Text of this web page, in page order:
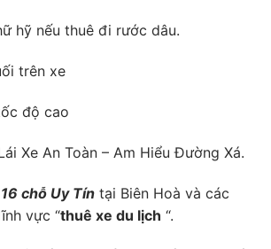
hỹ nếu thuê đi rước dâu.
trên xe
độ cao
Xe An Toàn – Am Hiểu Đường Xá.
chỗ Uy Tín tại Biên Hoà và các
vực “thuê xe du lịch “.